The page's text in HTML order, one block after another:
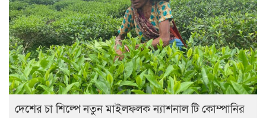
দেশের চা শিল্পে নতুন মাইলফলক ন্যাশনাল টি কোম্পানির